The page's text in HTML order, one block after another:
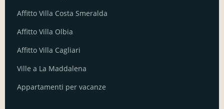
Affitto Villa Costa Smeralda
Affitto Villa Olbia
Affitto Villa Cagliari
Ville a La Maddalena
Appartamenti per vacanze